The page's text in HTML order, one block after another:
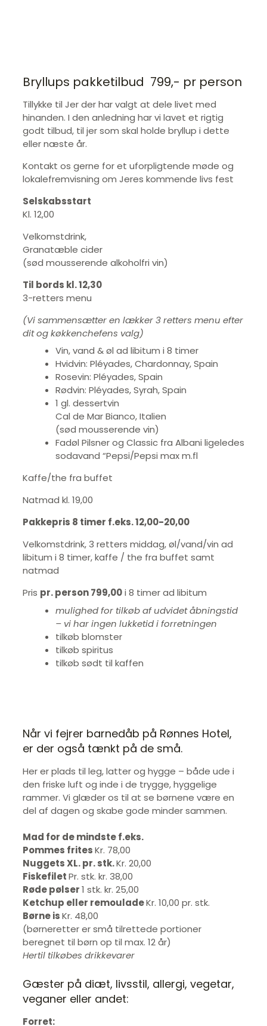
Bryllups pakketilbud 799,- pr person
Tillykke til Jer der har valgt at dele livet med
hinanden. I den anledning har vi lavet et rigtig
godt tilbud, til jer som skal holde bryllup i dette
eller næste år.
Kontakt os gerne for et uforpligtende møde og
lokalefremvisning om Jeres kommende livs fest
Selskabsstart
Kl. 12,00
Velkomstdrink,
Granatæble cider
(sød mousserende alkoholfri vin)
Til bords kl. 12,30
3-retters menu
(Vi sammensætter en lækker 3 retters menu efter
dit og køkkenchefens valg)
Vin, vand & øl ad libitum i 8 timer
Hvidvin: Pléyades, Chardonnay, Spain
Rosevin: Pléyades, Spain
Rødvin: Pléyades, Syrah, Spain
1 gl. dessertvin
Cal de Mar Bianco, Italien
(sød mousserende vin)
Fadøl Pilsner og Classic fra Albani ligeledes
sodavand “Pepsi/Pepsi max m.fl
Kaffe/the fra buffet
Natmad kl. 19,00
Pakkepris 8 timer f.eks. 12,00-20,00
Velkomstdrink, 3 retters middag, øl/vand/vin ad
libitum i 8 timer, kaffe / the fra buffet samt
natmad
Pris pr. person 799,00i 8 timer ad libitum
mulighed for tilkøb af udvidet åbningstid
– vi har ingen lukketid i forretningen
tilkøb blomster
tilkøb spiritus
tilkøb sødt til kaffen
Når vi fejrer barnedåb på Rønnes Hotel,
er der også tænkt på de små.
Her er plads til leg, latter og hygge – både ude i
den friske luft og inde i de trygge, hyggelige
rammer. Vi glæder os til at se børnene være en
del af dagen og skabe gode minder sammen.
Mad for de mindste f.eks.
Pommes fritesKr. 78,00
Nuggets XL. pr. stk.Kr. 20,00
FiskefiletPr. stk. kr. 38,00
Røde pølser1 stk. kr. 25,00
Ketchup eller remouladeKr. 10,00 pr. stk.
Børne isKr. 48,00
(børneretter er små tilrettede portioner
beregnet til børn op til max. 12 år)
Hertil tilkøbes drikkevarer
Gæster på diæt, livsstil, allergi, vegetar,
veganer eller andet:
Forret: